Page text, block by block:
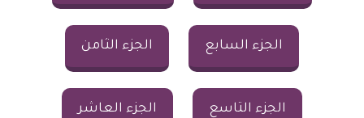
الجزء السابع الجزء الثامن
الجزء التاسع الجزء العاشر